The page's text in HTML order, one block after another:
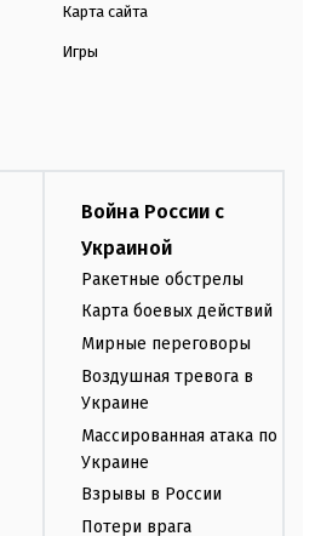
Карта сайта
Игры
Война России с
Украиной
Ракетные обстрелы
Карта боевых действий
Мирные переговоры
Воздушная тревога в
Украине
Массированная атака по
Украине
Взрывы в России
Потери врага